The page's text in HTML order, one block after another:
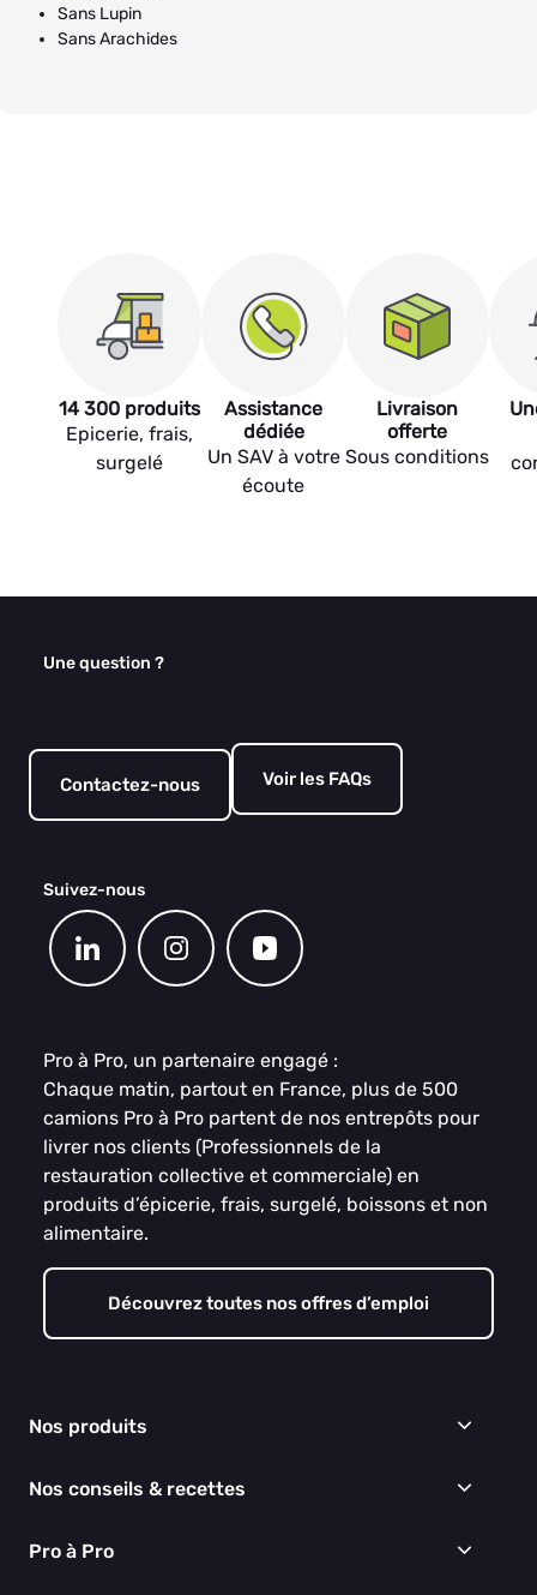
Sans Lupin
Sans Arachides
14 300 produits
Epicerie, frais,
surgelé
Assistance
dédiée
Un SAV à votre
écoute
Livraison
offerte
Sous conditions
Une question ?
Contactez-nous Voir les FAQs
Suivez-nous
Pro à Pro, un partenaire engagé :
Chaque matin, partout en France, plus de 500
camions Pro à Pro partent de nos entrepôts pour
livrer nos clients (Professionnels de la
restauration collective et commerciale) en
produits d’épicerie, frais, surgelé, boissons et non
alimentaire.
Découvrez toutes nos offres d’emploi
Nos produits
Épicerie
Boissons
Nos conseils & recettes
Recettes
Pro à Pro